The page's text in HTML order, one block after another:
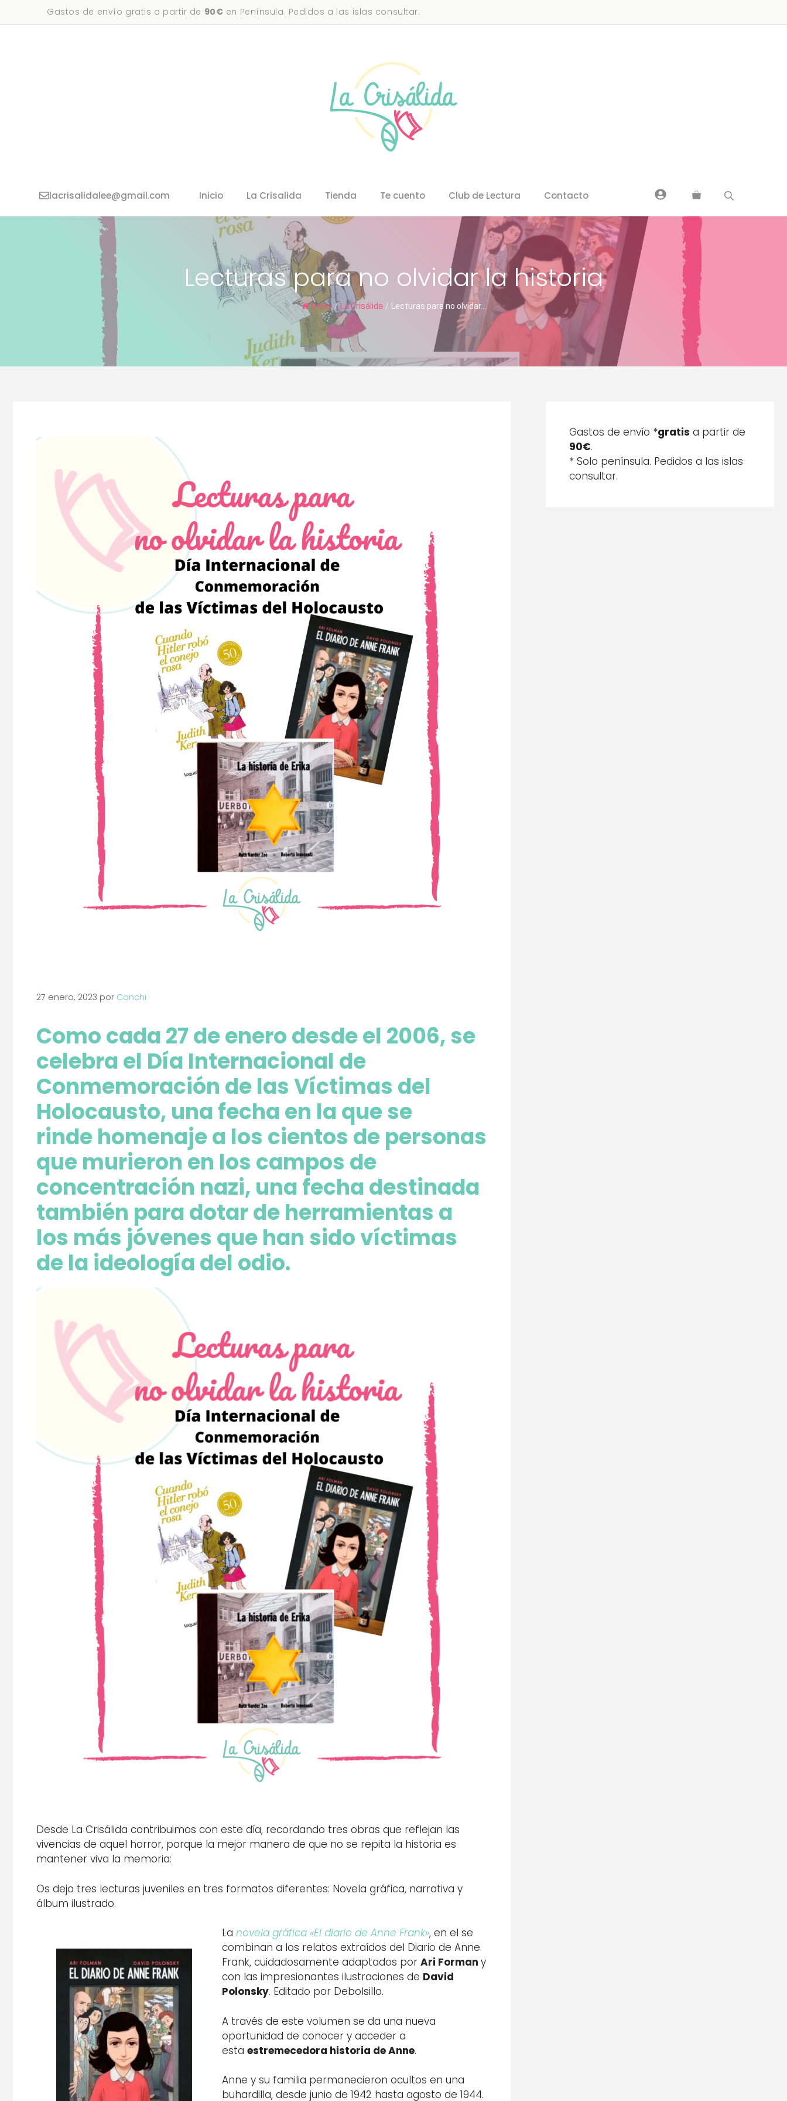
al
Gastos de envío gratis a partir de 90€ en Península. Pedidos a las islas consultar.
Inicio La Crisalida Tienda Te cuento Club de Lectura Contacto
lacrisalidalee@gmail.com
Lecturas para no olvidar la historia
Inicio / La Crisálida / Lecturas para no olvidar...
27 enero, 2023 por Conchi
Como cada27 de enero desde el 2006,se
celebra el Día Internacional de
Conmemoración de las Víctimas del
Holocausto, una fecha en la que se
rindehomenaje a los cientos de personas
quemurieron en los campos de
concentración nazi, una fecha destinada
también paradotar de herramientas a
los más jóvenes que han sido víctimas
de la ideología del odio.
Desde La Crisálida contribuimos con este día, recordando tres obras que reflejan las
vivencias de aquel horror, porque la mejor manera de que no se repita la historia es
mantener viva la memoria:
Os dejo tres lecturas juveniles en tres formatos diferentes: Novela gráfica, narrativa y
álbum ilustrado.
La novela gráfica «El diario de Anne Frank», en el se
combinan a los relatos extraídos del Diario de Anne
Frank, cuidadosamente adaptados por Ari Forman y
con las impresionantes ilustraciones de David
Polonsky. Editado por Debolsillo.
A través de este volumen se da una nueva
oportunidad de conocer y acceder a
esta estremecedora historia de Anne.
Anne y su familia permanecieron ocultos en una
buhardilla, desde junio de 1942 hasta agosto de 1944.
Gastos de envío *gratis a partir de
90€.
* Solo península. Pedidos a las islas
consultar.